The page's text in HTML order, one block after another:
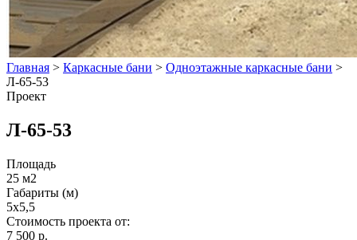
Главная > Каркасные бани > Одноэтажные каркасные бани >
Л-65-53
Проект
Л-65-53
Площадь
25 м2
Габариты (м)
5х5,5
Стоимость проекта от:
7 500 р.